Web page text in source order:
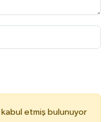
kabul etmiş bulunuyor